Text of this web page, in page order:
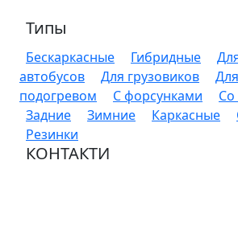
Типы
Бескаркасные Гибридные
автобусов
Для грузовиков
подогревом
С форсунками
Задние
Зимние Каркасные
Резинки
КОНТАКТИ